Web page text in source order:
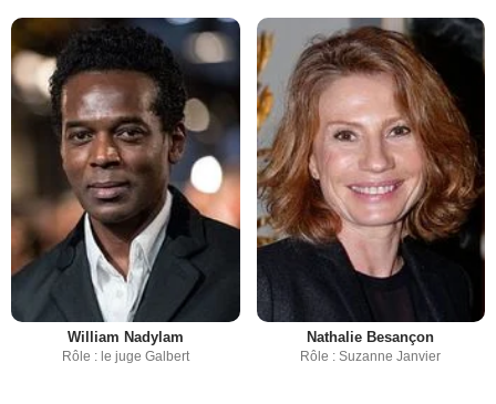
William Nadylam
Rôle : le juge Galbert
Nathalie Besançon
Rôle : Suzanne Janvier